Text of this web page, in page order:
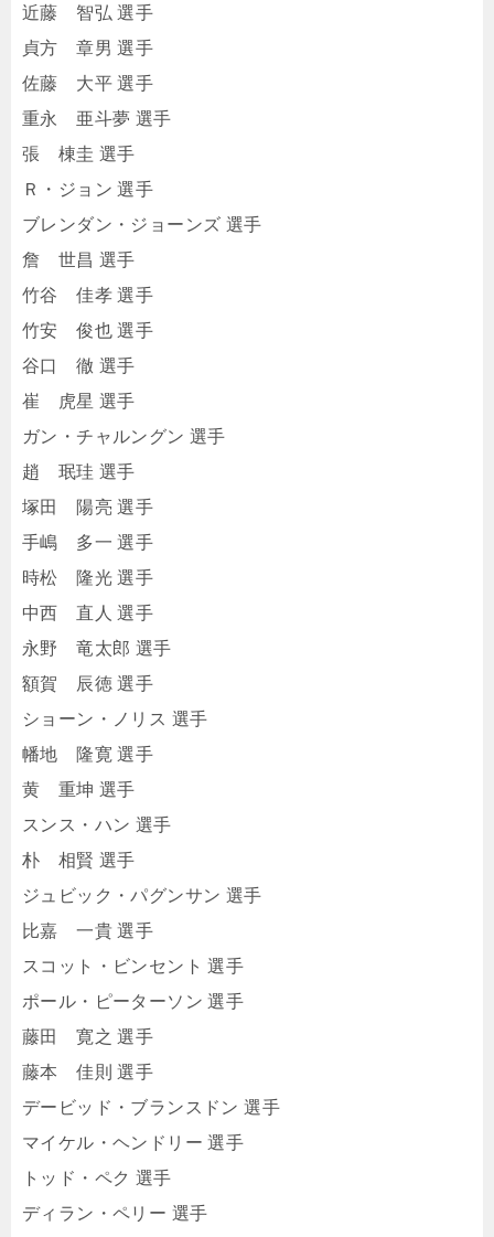
近藤 智弘 選手
貞方 章男 選手
佐藤 大平 選手
重永 亜斗夢 選手
張 棟圭 選手
Ｒ・ジョン 選手
ブレンダン・ジョーンズ 選手
詹 世昌 選手
竹谷 佳孝 選手
竹安 俊也 選手
谷口 徹 選手
崔 虎星 選手
ガン・チャルングン 選手
趙 珉珪 選手
塚田 陽亮 選手
手嶋 多一 選手
時松 隆光 選手
中西 直人 選手
永野 竜太郎 選手
額賀 辰徳 選手
ショーン・ノリス 選手
幡地 隆寛 選手
黄 重坤 選手
スンス・ハン 選手
朴 相賢 選手
ジュビック・パグンサン 選手
比嘉 一貴 選手
スコット・ビンセント 選手
ポール・ピーターソン 選手
藤田 寛之 選手
藤本 佳則 選手
デービッド・ブランスドン 選手
マイケル・ヘンドリー 選手
トッド・ペク 選手
ディラン・ペリー 選手